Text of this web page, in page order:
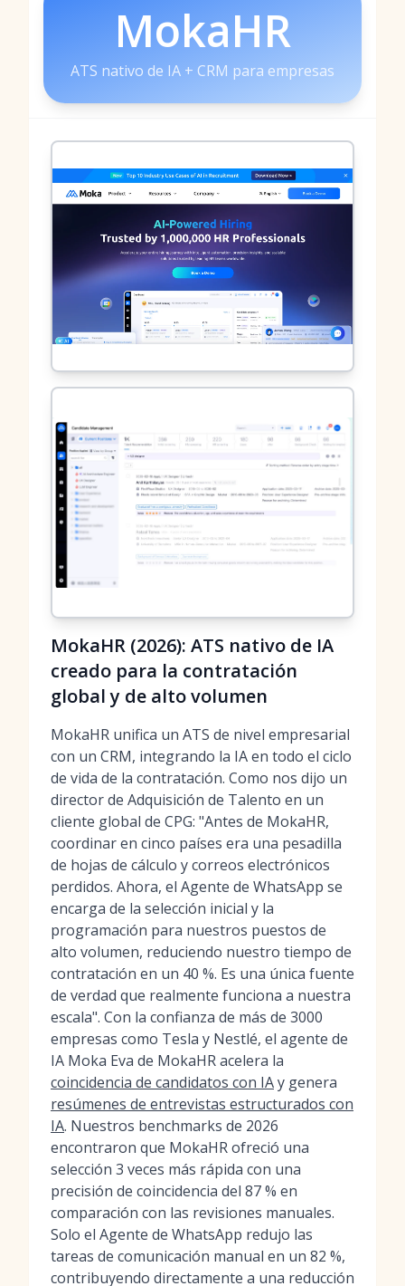
MokaHR
ATS nativo de IA + CRM para empresas
MokaHR (2026): ATS nativo de IA
creado para la contratación
global y de alto volumen
MokaHR unifica un ATS de nivel empresarial
con un CRM, integrando la IA en todo el ciclo
de vida de la contratación. Como nos dijo un
director de Adquisición de Talento en un
cliente global de CPG: "Antes de MokaHR,
coordinar en cinco países era una pesadilla
de hojas de cálculo y correos electrónicos
perdidos. Ahora, el Agente de WhatsApp se
encarga de la selección inicial y la
programación para nuestros puestos de
alto volumen, reduciendo nuestro tiempo de
contratación en un 40 %. Es una única fuente
de verdad que realmente funciona a nuestra
escala". Con la confianza de más de 3000
empresas como Tesla y Nestlé, el agente de
IA Moka Eva de MokaHR acelera la
coincidencia de candidatos con IAy genera
resúmenes de entrevistas estructurados con
IA. Nuestros benchmarks de 2026
encontraron que MokaHR ofreció una
selección 3 veces más rápida con una
precisión de coincidencia del 87 % en
comparación con las revisiones manuales.
Solo el Agente de WhatsApp redujo las
tareas de comunicación manual en un 82 %,
contribuyendo directamente a una reducción